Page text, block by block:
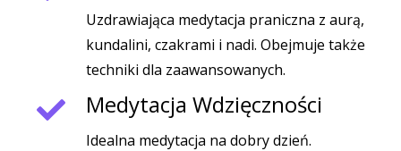
Uzdrawiająca medytacja praniczna z aurą,
kundalini, czakrami i nadi. Obejmuje także
techniki dla zaawansowanych.
Medytacja Wdzięczności
Idealna medytacja na dobry dzień.